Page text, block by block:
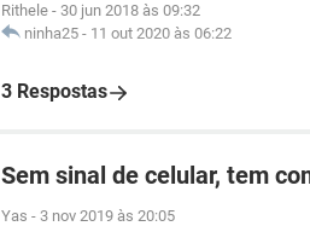
Rithele - 30 jun 2018 às 09:32
ninha25 - 11 out 2020 às 06:22
3 Respostas
Sem sinal de celular, tem
Yas - 3 nov 2019 às 20:05